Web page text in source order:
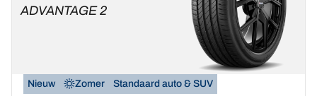
ADVANTAGE 2
Nieuw Zomer
Standaard auto & SUV